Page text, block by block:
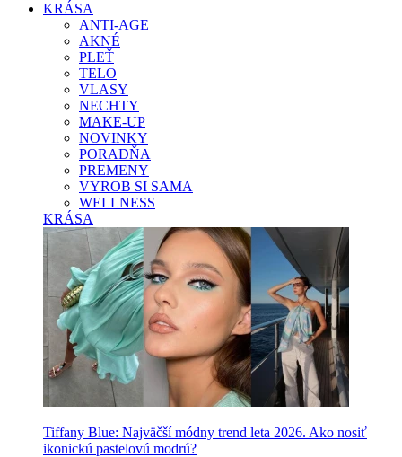
KRÁSA
ANTI-AGE
AKNÉ
PLEŤ
TELO
VLASY
NECHTY
MAKE-UP
NOVINKY
PORADŇA
PREMENY
VYROB SI SAMA
WELLNESS
KRÁSA
Tiffany Blue: Najväčší módny trend leta 2026. Ako nosiť
ikonickú pastelovú modrú?